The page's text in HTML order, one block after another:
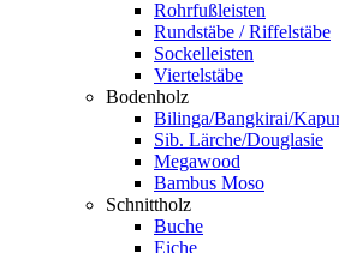
Rohrfußleisten
Rundstäbe / Riffelstäbe
Sockelleisten
Viertelstäbe
Bodenholz
Bilinga/Bangkirai/
Sib. Lärche/Douglasie
Megawood
Bambus Moso
Schnittholz
Buche
Eiche